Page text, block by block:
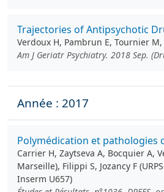
Trajectories of Antipsychotic
Verdoux H, Pambrun E, Tournier
Am J Geriatr Psychiatry. 2018 Sep.
Année : 2017
Polymédication et pathologies
Carrier H, Zaytseva A, Bocquier A,
Marseille), Filippi S, Jozancy F
Inserm U657)